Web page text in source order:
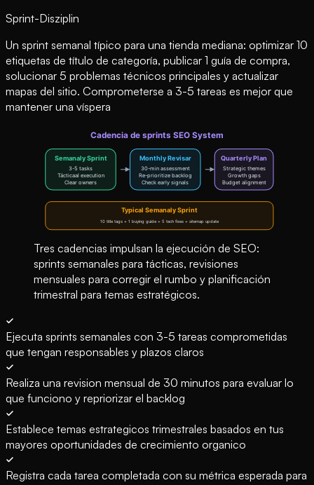
Sprint-Disziplin
Un sprint semanal típico para una tienda mediana: optimizar 10
etiquetas de título de categoría, publicar 1 guía de compra,
solucionar 5 problemas técnicos principales y actualizar
mapas del sitio. Comprometerse a 3-5 tareas es mejor que
mantener una víspera
Tres cadencias impulsan la ejecución de SEO:
sprints semanales para tácticas, revisiones
mensuales para corregir el rumbo y planificación
trimestral para temas estratégicos.
Ejecuta sprints semanales con 3-5 tareas comprometidas
que tengan responsables y plazos claros
Realiza una revision mensual de 30 minutos para evaluar lo
que funciono y repriorizar el backlog
Establece temas estrategicos trimestrales basados en tus
mayores oportunidades de crecimiento organico
Registra cada tarea completada con su métrica esperada para